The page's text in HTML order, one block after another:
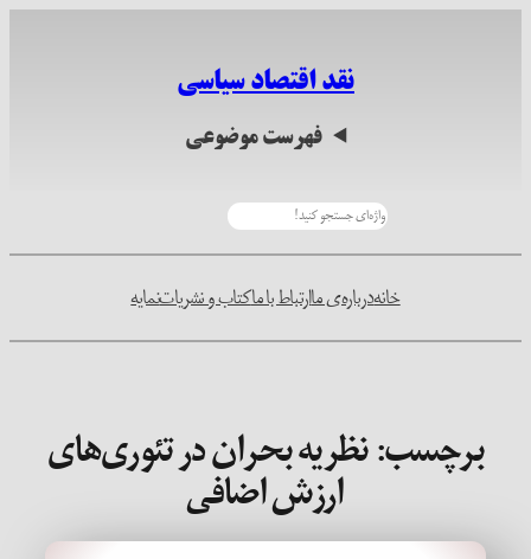
نقد اقتصاد سیاسی
فهرست موضوعی
خانهدرباره‌ی ماارتباط با ماکتاب و نشریاتنمایه
برچسب:نظریه بحران در تئوری‌های
ارزش اضافی